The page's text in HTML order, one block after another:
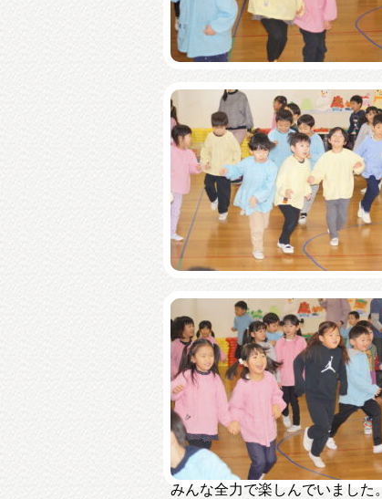
みんな全力で楽しんでいました。